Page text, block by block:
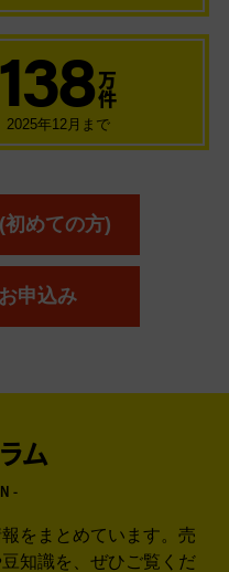
138 万
件
2025年12月まで
めての方)
申込み
ム
-
をまとめています。 売
知識を、ぜひご覧くだ